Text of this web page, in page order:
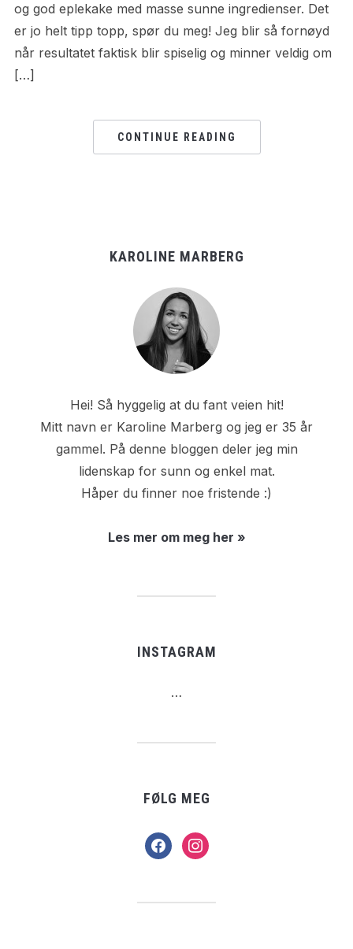
og god eplekake med masse sunne ingredienser. Det
er jo helt tipp topp, spør du meg! Jeg blir så fornøyd
når resultatet faktisk blir spiselig og minner veldig om
[…]
CONTINUE READING
KAROLINE MARBERG
Hei! Så hyggelig at du fant veien hit!
Mitt navn er Karoline Marberg og jeg er 35 år
gammel. På denne bloggen deler jeg min
lidenskap for sunn og enkel mat.
Håper du finner noe fristende :)
Les mer om meg her »
INSTAGRAM
…
FØLG MEG
facebookinstagram